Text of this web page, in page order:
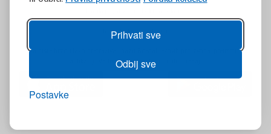
Prihvati sve
Odbij sve
Postavke
design byDWS- July 2016
Da biste brzo i lako pretraživali bazu Bosnalijekovih proizvoda, preuzmite
aplikaciju Vademaecum za Vaš mobilni uređaj.